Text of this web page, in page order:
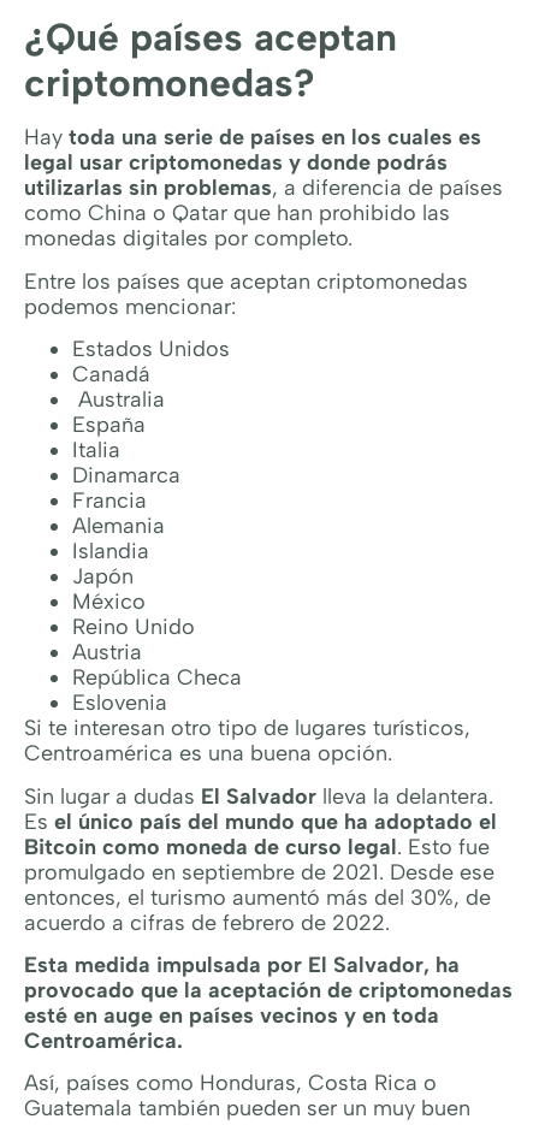
¿Qué países aceptan
criptomonedas?
Hay toda una serie de países en los cuales es
legal usar criptomonedas y donde podrás
utilizarlas sin problemas, a diferencia de países
como China o Qatar que han prohibido las
monedas digitales por completo.
Entre los países que aceptan criptomonedas
podemos mencionar:
Estados Unidos
Canadá
Australia
España
Italia
Dinamarca
Francia
Alemania
Islandia
Japón
México
Reino Unido
Austria
República Checa
Eslovenia
Si te interesan otro tipo de lugares turísticos,
Centroamérica es una buena opción.
Sin lugar a dudas El Salvador lleva la delantera.
Es el único país del mundo que ha adoptado el
Bitcoin como moneda de curso legal. Esto fue
promulgado en septiembre de 2021. Desde ese
entonces, el turismo aumentó más del 30%, de
acuerdo a cifras de febrero de 2022.
Esta medida impulsada por El Salvador, ha
provocado que la aceptación de criptomonedas
esté en auge en países vecinos y en toda
Centroamérica.
Así, países como Honduras, Costa Rica o
Guatemala también pueden ser un muy buen